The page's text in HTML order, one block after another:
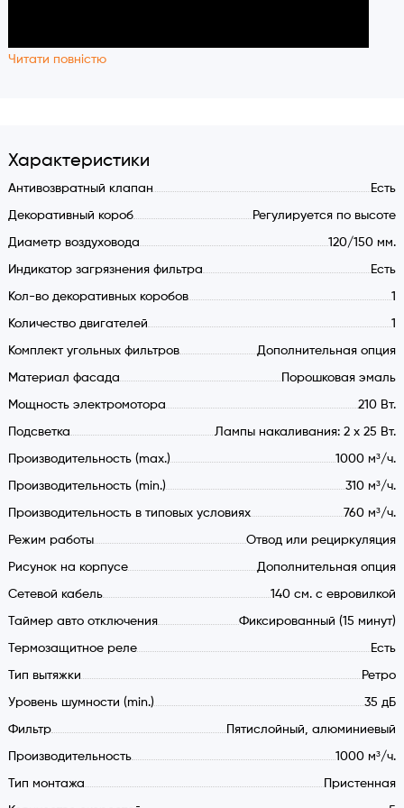
Вытяжка в классическом стиле не только хорошо очистит
воздух в помещении, но и придаст уюта вашему кухонному
интерьеру.
Цвет и особенности дизайна
оттенка слоновой кости. Декоративный короб обрамлен
багетом из натурального неокрашенного бука. Данная
модель прекрасно смотрится на кухне в классическом
стиле.
Читати повністю
Характеристики
Антивозвратный клапан Есть
Декоративный короб Регулируется по высоте
Диаметр воздуховода 120/150 мм.
Индикатор загрязнения фильтра Есть
Кол-во декоративных коробов 1
Количество двигателей 1
Комплект угольных фильтров Дополнительная опция
Материал фасада Порошковая эмаль
Мощность электромотора 210 Вт.
Подсветка Лампы накаливания: 2 х 25 Вт.
Производительность (max.) 1000 м³/ч.
Производительность (min.) 310 м³/ч.
Производительность в типовых условиях 760 м³/ч.
Режим работы Отвод или рециркуляция
Рисунок на корпусе Дополнительная опция
Сетевой кабель 140 cм. с евровилкой
Таймер авто отключения Фиксированный (15 минут)
Термозащитное реле Есть
Тип вытяжки Ретро
Уровень шумности (min.) 35 дБ
Фильтр Пятислойный, алюминиевый
Производительность 1000 м³/ч.
Тип монтажа Пристенная